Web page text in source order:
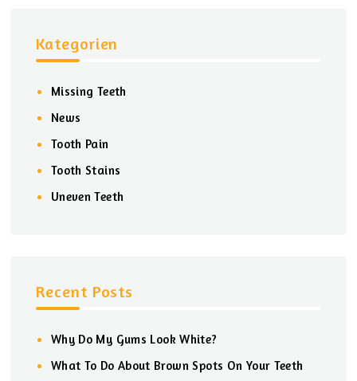
Kategorien
Missing Teeth
News
Tooth Pain
Tooth Stains
Uneven Teeth
Recent Posts
Why Do My Gums Look White?
What To Do About Brown Spots On Your Teeth